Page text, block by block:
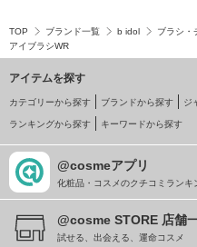
TOP ブランド一覧 b idol ブラシ・
アイブラシWR
アイテムを探す
カテゴリーから探す ブランドから探す ジ
ランキングから探す キーワードから探す
@cosmeアプリ
化粧品・コスメのクチコミランキ
@cosme STORE 店舗
試せる、出会える、運命コスメ